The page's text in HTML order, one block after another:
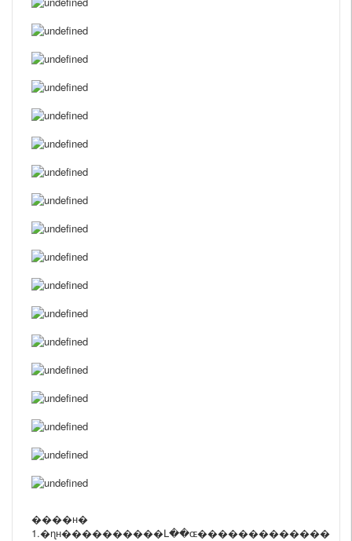
����н�
1.�ɳн����������Լ��ɶ�������������